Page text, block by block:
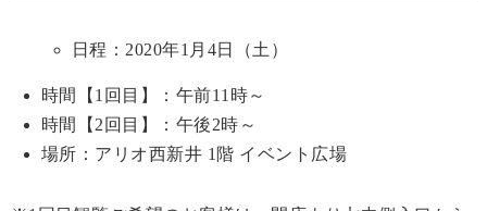
日程：2020年1月4日（土）
時間【1回目】：午前11時～
時間【2回目】：午後2時～
場所：アリオ西新井 1階 イベント広場